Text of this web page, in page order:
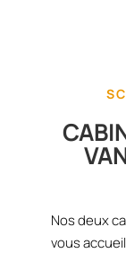
Nos deux
vous